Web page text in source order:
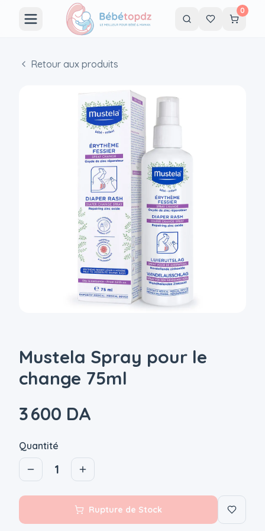
0
Retour aux produits
Mustela Spray pour le
change 75ml
3 600 DA
Quantité
1
Rupture de Stock